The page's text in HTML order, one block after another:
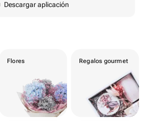
Descargar aplicación
Flores Regalos gourmet